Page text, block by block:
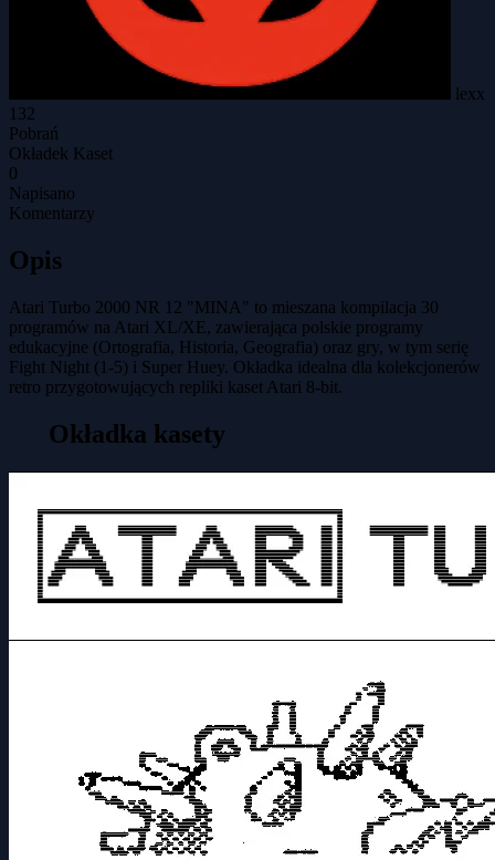
lexx
132
Pobrań
Okładek Kaset
0
Napisano
Komentarzy
Opis
Atari Turbo 2000 NR 12 "MINA" to mieszana kompilacja 30
programów na Atari XL/XE, zawierająca polskie programy
edukacyjne (Ortografia, Historia, Geografia) oraz gry, w tym serię
Fight Night (1-5) i Super Huey. Okładka idealna dla kolekcjonerów
retro przygotowujących repliki kaset Atari 8-bit.
Okładka kasety